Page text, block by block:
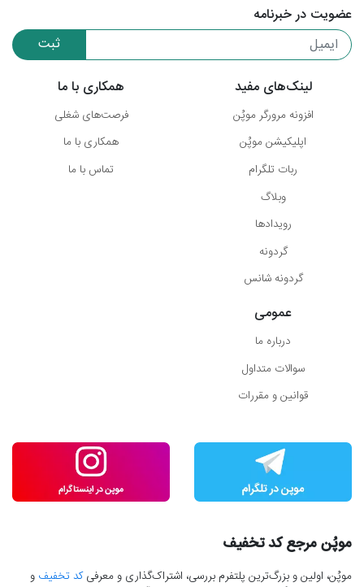
عضویت در خبرنامه
ثبت
لینک‌های مفید
افزونه مرورگر موپُن
اپلیکیشن موپُن
ربات تلگرام
وبلاگ
رویدادها
گردونه
گردونه شانس
همکاری با ما
فرصت‌های شغلی
همکاری با ما
تماس با ما
عمومی
درباره ما
سوالات متداول
قوانین و مقررات
موپُن مرجع کد تخفیف
موپُن، اولین و بزرگ‌ترین پلتفرم بررسی، اشتراک‌گذاری و معرفیکد تخفیف و